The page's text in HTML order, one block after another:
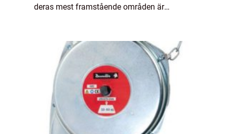
deras mest framstående områden är
en mängd olika funktioner oc...